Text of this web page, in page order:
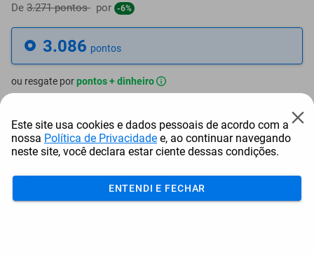
De 3.271 pontos por -6%
3.086 pontos
ou resgate porpontos + dinheiro
2.624 pontos + R$ 21,25
Este site usa cookies e dados pessoais de acordo com a
nossa Política de Privacidade e, ao continuar navegando
neste site, você declara estar ciente dessas condições.
ENTENDI E FECHAR